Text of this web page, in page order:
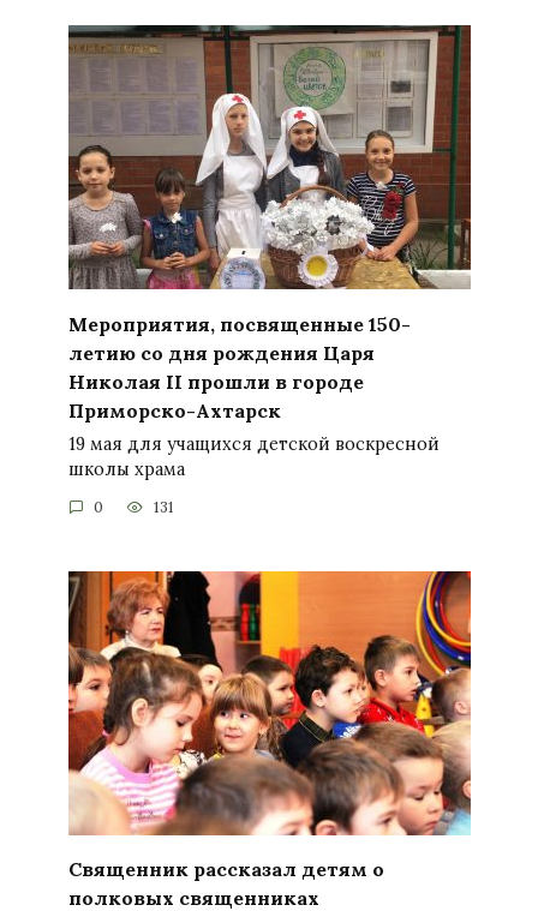
Мероприятия, посвященные 150-
летию со дня рождения Царя
Николая II прошли в городе
Приморско-Ахтарск
19 мая для учащихся детской воскресной
школы храма
0 131
Священник рассказал детям о
полковых священниках